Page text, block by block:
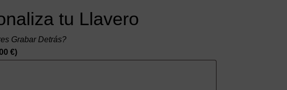
tu Llavero
Grabar Detrás?
€)